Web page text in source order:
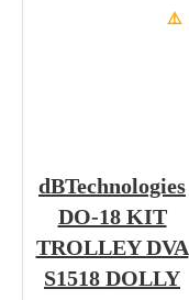
⚠️
dBTechnologies
DO-18 KIT
TROLLEY DVA
S1518 DOLLY